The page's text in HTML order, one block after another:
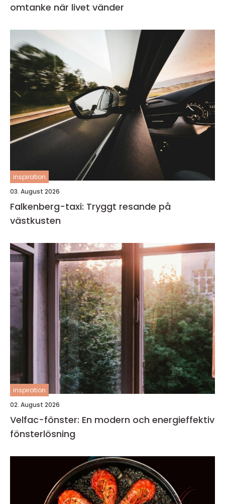
omtanke när livet vänder
inspiration
03. August 2026
Falkenberg-taxi: Tryggt resande på
västkusten
inspiration
02. August 2026
Velfac-fönster: En modern och energieffektiv
fönsterlösning